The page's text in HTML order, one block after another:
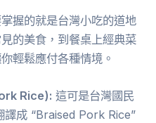
握的就是台灣小吃的道地
的美食，到餐桌上經典菜
輕鬆應付各種情境。
Rice): 這可是台灣國民
譯成 “Braised Pork Rice”